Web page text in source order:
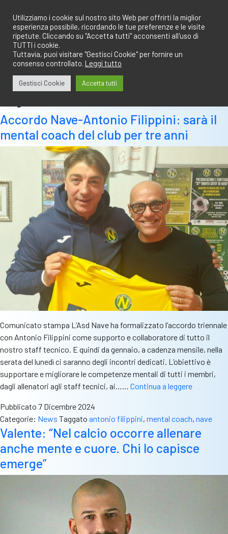
contenuto
Accordo Nave-Antonio Filippini: sarà il
mental coach del club per tre anni
Comunicato stampa L’Asd Nave ha formalizzato l’accordo triennale
con Antonio Filippini come supporto e collaboratore di tutto il
nostro staff tecnico. E quindi da gennaio, a cadenza mensile, nella
serata del lunedì ci saranno degli incontri dedicati. L’obiettivo è
supportare e migliorare le competenze mentali di tutti i membri,
dagli allenatori agli staff tecnici, ai…… Continua a leggereAccordo
Filippini:
sarà
il
Pubblicato 7 Dicembre 2024
Categorie: News Taggato antonio filippini, mental coach, nave
Valente: “Nel calcio occorre allenare
anche mente e cuore. Chi lo capisce
emerge”
Utilizziamo i cookie sul nostro sito Web per offrirti la miglior
esperienza possibile, ricordando le tue preferenze e le visite
ripetute. Cliccando su "Accetta tutti" acconsenti all'uso di
TUTTI i cookie.
Tuttavia, puoi visitare "Gestisci Cookie" per fornire un
consenso controllato. Leggi tutto
Gestisci Cookie Accetta tutti